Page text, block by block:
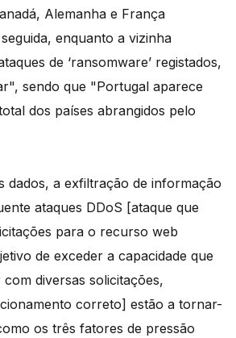
Alemanha e França
enquanto a vizinha
de ‘ransomware’ registados,
sendo que "Portugal aparece
dos países abrangidos pelo
dados, a exfiltração de informação
ataques DDoS [ataque que
para o recurso web
de exceder a capacidade que
com diversas solicitações,
correto] estão a tornar-
os três fatores de pressão